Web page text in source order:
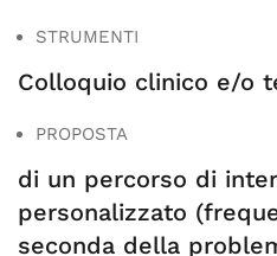
STRUMENTI
Colloquio clinico e/o
PROPOSTA
di un percorso di
personalizzato
seconda della